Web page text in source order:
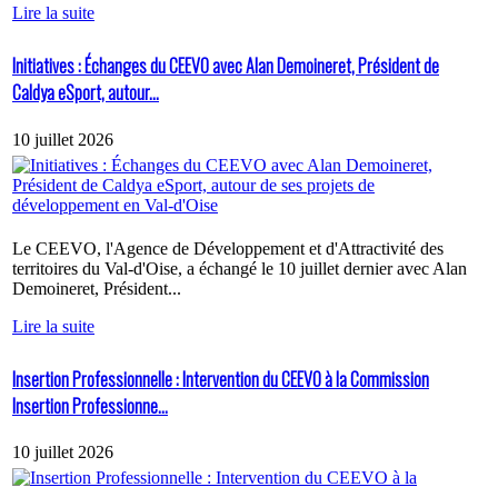
Lire la suite
Initiatives : Échanges du CEEVO avec Alan Demoineret, Président de
Caldya eSport, autour...
10 juillet 2026
Le CEEVO, l'Agence de Développement et d'Attractivité des
territoires du Val-d'Oise, a échangé le 10 juillet dernier avec Alan
Demoineret, Président...
Lire la suite
Insertion Professionnelle : Intervention du CEEVO à la Commission
Insertion Professionne...
10 juillet 2026